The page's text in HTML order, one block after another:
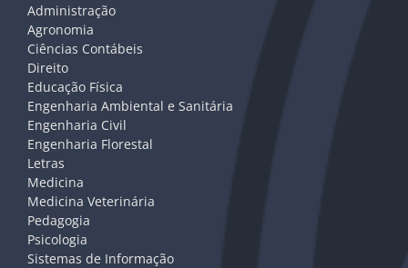
Administração
Agronomia
Ciências Contábeis
Direito
Educação Física
Engenharia Ambiental e Sanitária
Engenharia Civil
Engenharia Florestal
Letras
Medicina
Medicina Veterinária
Pedagogia
Psicologia
Sistemas de Informação